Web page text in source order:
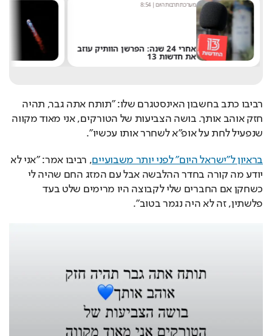
מערכת תרבות היום|
8:54
אחרי 24 שנה: הפרשן הוותיק עוזב
את חדשות 13
רביבו כתב בחשבון האינסטגרם שלו: "תותח אתה גבר, תהיה
חזק אוהב אותך. בושה הצביעות של הטורקים, אני מאוד מקווה
שנפעיל לחת על אופ"א לשחרר אותו עכשיו".
בראיון ל"ישראל היום" לפני יותר משבועיים
, רביבו אמר: "אני לא
יודע מה קורה בחדר ההלבשה אבל עם המזג החם שהיה לי
כשחקן אם החברים שלי לקבוצה היו מרימים שלט בעד
פלשתין, זה לא היה נגמר בטוב".